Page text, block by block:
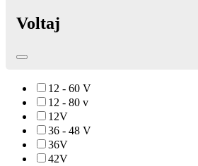
Voltaj
12 - 60 V
12 - 80 v
12V
36 - 48 V
36V
42V